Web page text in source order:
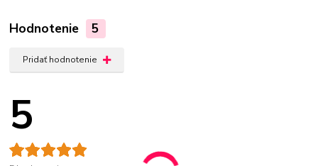
Hodnotenie 5
Pridať hodnotenie
5